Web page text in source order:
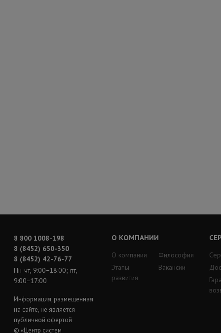
8 800 1008-198
8 (8452) 650-350
8 (8452) 42-76-77
Пн-чт, 9:00−18:00; пт,
9:00−17:00
Информация, размещенная
на сайте, не является
публичной офертой
© «Центр систем
О КОМПАНИИ
О компании
Этапы
развития
Философия
Вакансии